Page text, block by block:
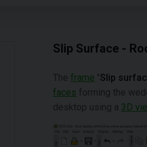
Slip Surface -
The frame "Slip
faces forming the
desktop using a 3D